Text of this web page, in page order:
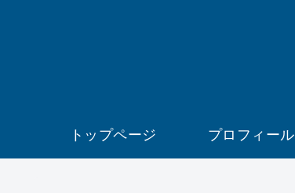
トップページ プロフィール